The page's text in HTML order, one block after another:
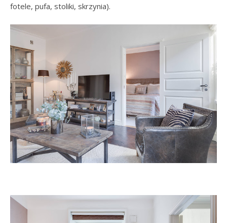
fotele, pufa, stoliki, skrzynia).